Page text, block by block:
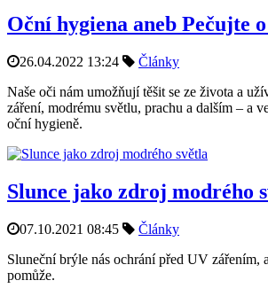
Oční hygiena aneb Pečujte
26.04.2022 13:24
Články
Naše oči nám umožňují těšit se ze života a
záření, modrému světlu, prachu a dalším – a
oční hygieně.
Slunce jako zdroj modrého
07.10.2021 08:45
Články
Sluneční brýle nás ochrání před UV
pomůže.